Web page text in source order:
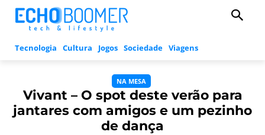
Tecnologia Cultura Jogos Sociedade Viagens
NA MESA
Vivant – O spot deste verão para
jantares com amigos e um pezinho
de dança